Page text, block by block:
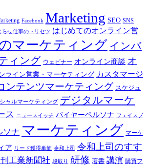
Facebook Marketing SEO SNS
らせ仕事のトリセツ はじめてのオンライン営
マーケティング インバ
ィング ウェビナー オンライン商談 オ
ライン営業・マーケティング カスタマージ
ンテンツマーケティング スケジュ
ャルマーケティング デジタルマーケ
ス ニュースイッチ バイヤーペルソナ フェイスブ
ソナ マーケティング マーケ
ア リード獲得単価 令和上司 令和上司のすす
刊工業新聞社 段取り 研修 著書 講演 購買フ